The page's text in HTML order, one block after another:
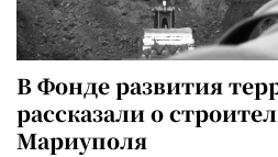
В Фонде развития
рассказали о
Мариуполя